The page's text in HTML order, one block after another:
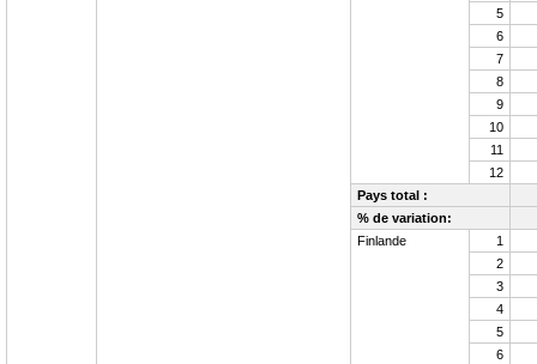
5
6
7
8
9
10
11
12
Pays total :
% de variation:
Finlande
1
2
3
4
5
6